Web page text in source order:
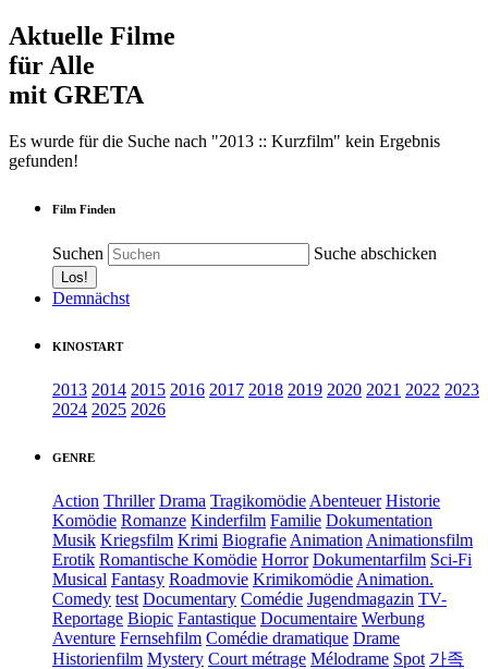
Aktuelle Filme
für Alle
mit GRETA
Es wurde für die Suche nach "2013 :: Kurzfilm" kein Ergebnis
gefunden!
Film Finden
Suchen Suche abschicken
Demnächst
KINOSTART
2013 2014 2015 2016 2017 2018 2019 2020 2021 2022 2023
2024 2025 2026
GENRE
Action Thriller Drama Tragikomödie Abenteuer Historie
Komödie Romanze Kinderfilm Familie Dokumentation
Musik Kriegsfilm Krimi Biografie Animation Animationsfilm
Erotik Romantische Komödie Horror Dokumentarfilm Sci-Fi
Musical Fantasy Roadmovie Krimikomödie Animation.
Comedy test Documentary Comédie Jugendmagazin TV-
Reportage Biopic Fantastique Documentaire Werbung
Aventure Fernsehfilm Comédie dramatique Drame
Historienfilm Mystery Court métrage Mélodrame Spot 가족